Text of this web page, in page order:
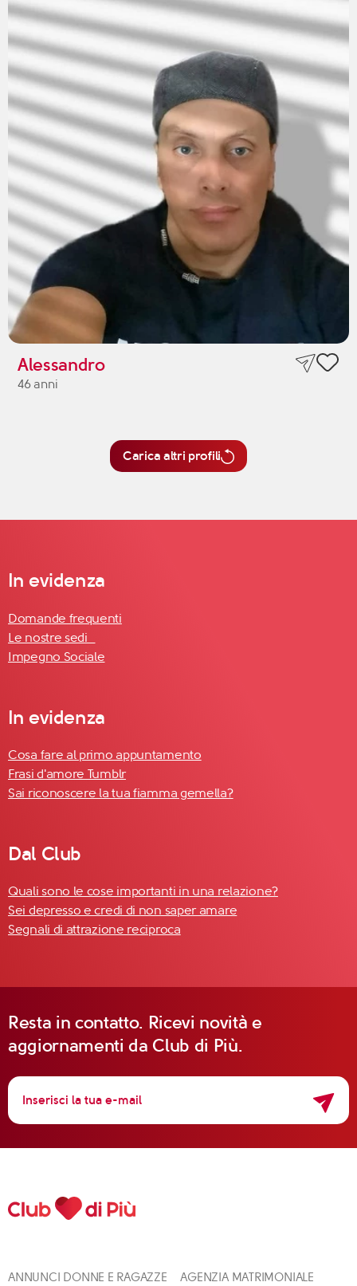
Alessandro
46 anni
Carica altri profili
In evidenza
Domande frequenti
Le nostre sedi
Impegno Sociale
In evidenza
Cosa fare al primo appuntamento
Frasi d'amore Tumblr
Sai riconoscere la tua fiamma gemella?
Dal Club
Quali sono le cose importanti in una relazione?
Sei depresso e credi di non saper amare
Segnali di attrazione reciproca
Resta in contatto. Ricevi novità e
aggiornamenti da Club di Più.
ANNUNCI DONNE E RAGAZZE
AGENZIA MATRIMONIALE